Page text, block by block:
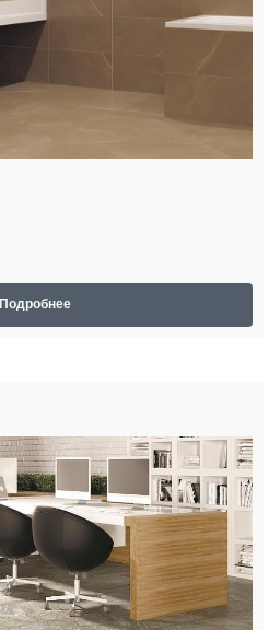
Подробнее